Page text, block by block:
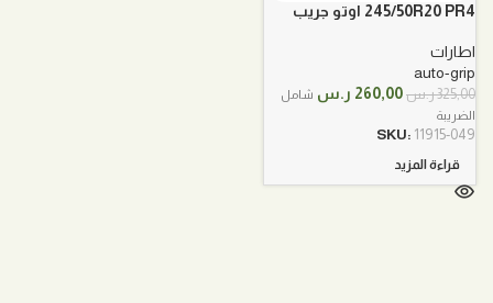
245/50R20 PR4 اوتو جريب
اطارات
auto-grip
325,00ر.س السعر
هو:
260,00 ر.س السعر
شامل
الضريبة
SKU: 11915-049
قراءة المزيد